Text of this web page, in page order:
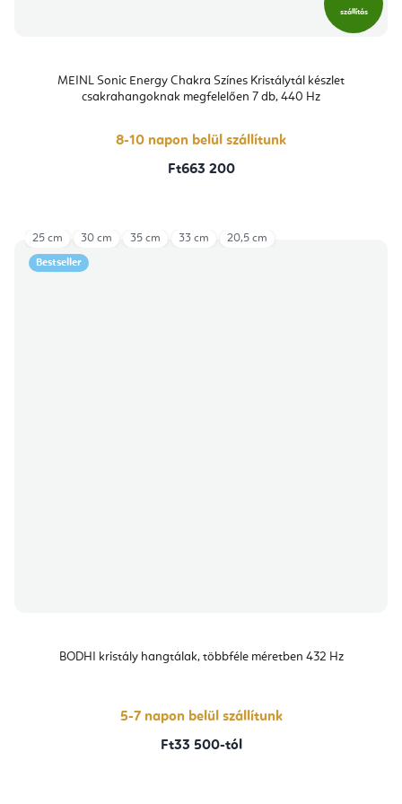
szállítás
MEINL Sonic Energy Chakra Színes Kristálytál készlet
csakrahangoknak megfelelően 7 db, 440 Hz
8-10 napon belül szállítunk
Ft663 200
Bestseller
BODHI kristály hangtálak, többféle méretben 432 Hz
5-7 napon belül szállítunk
Ft33 500-tól
25 cm 30 cm 35 cm 33 cm 20,5 cm